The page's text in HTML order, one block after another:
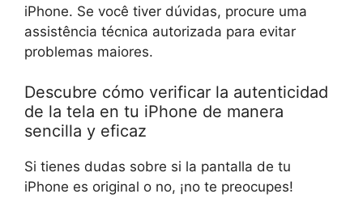
iPhone. Se você tiver dúvidas, procure uma
assistência técnica autorizada para evitar
problemas maiores.
Descubre cómo verificar la autenticidad
de la tela en tu iPhone de manera
sencilla y eficaz
Si tienes dudas sobre si la pantalla de tu
iPhone es original o no, ¡no te preocupes!